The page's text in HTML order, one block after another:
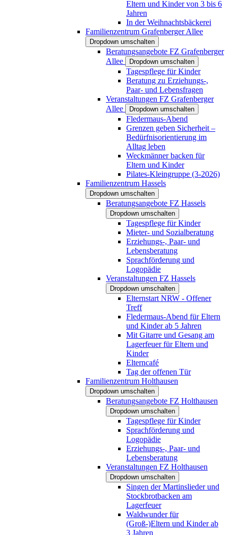
Eltern und Kinder von 3 bis 6
Jahren
In der Weihnachtsbäckerei
Familienzentrum Grafenberger Allee
Dropdown umschalten
Beratungsangebote FZ Grafenberger
Allee
Dropdown umschalten
Tagespflege für Kinder
Beratung zu Erziehungs-,
Paar- und Lebensfragen
Veranstaltungen FZ Grafenberger
Allee
Dropdown umschalten
Fledermaus-Abend
Grenzen geben Sicherheit –
Bedürfnisorientierung im
Alltag leben
Weckmänner backen für
Eltern und Kinder
Pilates-Kleingruppe (3-2026)
Familienzentrum Hassels
Dropdown umschalten
Beratungsangebote FZ Hassels
Dropdown umschalten
Tagespflege für Kinder
Mieter- und Sozialberatung
Erziehungs-, Paar- und
Lebensberatung
Sprachförderung und
Logopädie
Veranstaltungen FZ Hassels
Dropdown umschalten
Elternstart NRW - Offener
Treff
Fledermaus-Abend für Eltern
und Kinder ab 5 Jahren
Mit Gitarre und Gesang am
Lagerfeuer für Eltern und
Kinder
Elterncafé
Tag der offenen Tür
Familienzentrum Holthausen
Dropdown umschalten
Beratungsangebote FZ Holthausen
Dropdown umschalten
Tagespflege für Kinder
Sprachförderung und
Logopädie
Erziehungs-, Paar- und
Lebensberatung
Veranstaltungen FZ Holthausen
Dropdown umschalten
Singen der Martinslieder und
Stockbrotbacken am
Lagerfeuer
Waldwunder für
(Groß-)Eltern und Kinder ab
3 Jahren